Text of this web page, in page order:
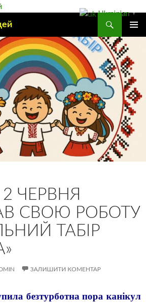
МЕНЮ
ЧЕРВНЯ
СВОЮ РОБОТУ
ТАБІР
ЗАЛИШИТИ КОМЕНТАР
безтурботна пора канікул
Ukrainian ▼